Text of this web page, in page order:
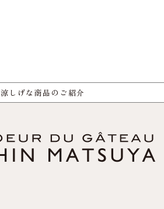
涼しげな商品のご紹介